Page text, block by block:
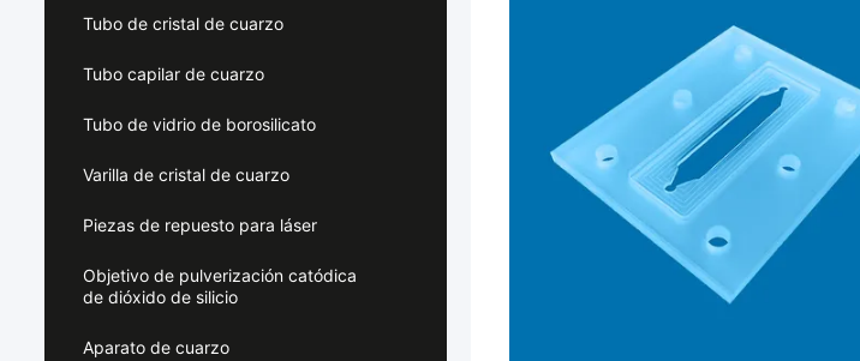
Tubo de cristal de cuarzo
Tubo capilar de cuarzo
Tubo de vidrio de borosilicato
Varilla de cristal de cuarzo
Piezas de repuesto para láser
Objetivo de pulverización catódica
de dióxido de silicio
Aparato de cuarzo